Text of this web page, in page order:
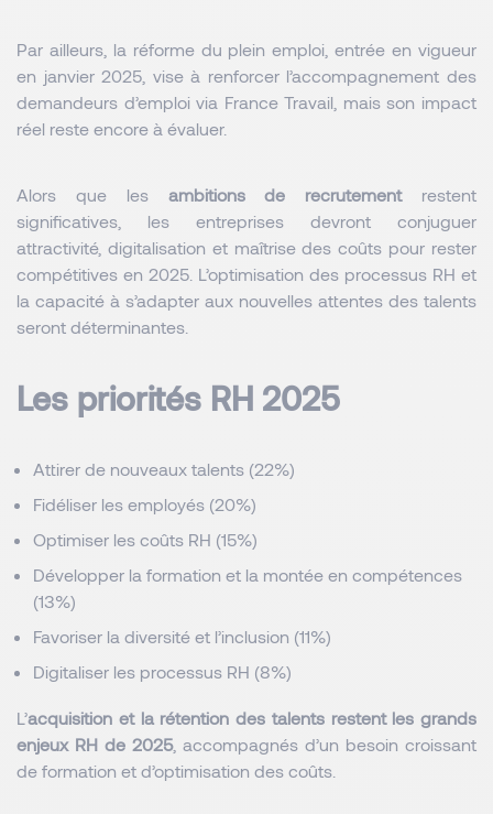
Par ailleurs, la réforme du plein emploi, entrée en vigueur
en janvier 2025, vise à renforcer l’accompagnement des
demandeurs d’emploi via France Travail, mais son impact
réel reste encore à évaluer.
Alors que les ambitions de recrutementrestent
significatives, les entreprises devront conjuguer
attractivité, digitalisation et maîtrise des coûts pour rester
compétitives en 2025. L’optimisation des processus RH et
la capacité à s’adapter aux nouvelles attentes des talents
seront déterminantes.
Les priorités RH 2025
Attirer de nouveaux talents (22%)
Fidéliser les employés (20%)
Optimiser les coûts RH (15%)
Développer la formation et la montée en compétences
(13%)
Favoriser la diversité et l’inclusion (11%)
Digitaliser les processus RH (8%)
L’acquisition et la rétention des talents restent les grands
enjeux RH de 2025, accompagnés d’un besoin croissant
de formation et d’optimisation des coûts.